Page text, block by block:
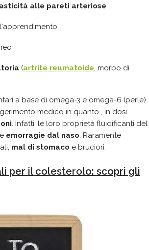
alle pareti arteriose.
(artrite reumatoide, morbo di
a base di omega-3 e omega-6 (perle)
medico in quanto , in dosi
. Infatti, le loro proprietà fluidificanti del
emorragie dal naso. Raramente
mal di stomaco e bruciori.
per il colesterolo: scopri gli